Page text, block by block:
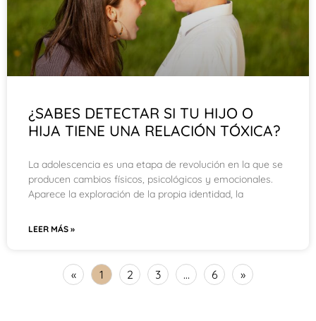
¿SABES DETECTAR SI TU HIJO O
HIJA TIENE UNA RELACIÓN TÓXICA?
La adolescencia es una etapa de revolución en la que se
producen cambios físicos, psicológicos y emocionales.
Aparece la exploración de la propia identidad, la
LEER MÁS »
« 1 2 3 … 6 »